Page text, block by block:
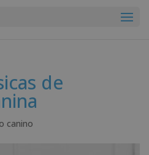
de
canino